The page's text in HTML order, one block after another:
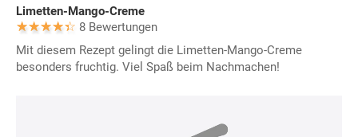
Limetten-Mango-Creme
8 Bewertungen
Mit diesem Rezept gelingt die Limetten-Mango-Creme
besonders fruchtig. Viel Spaß beim Nachmachen!